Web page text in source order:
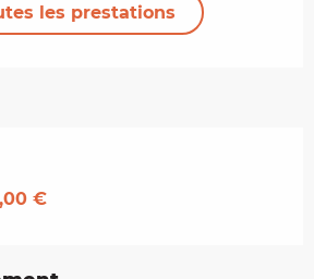
les prestations
€